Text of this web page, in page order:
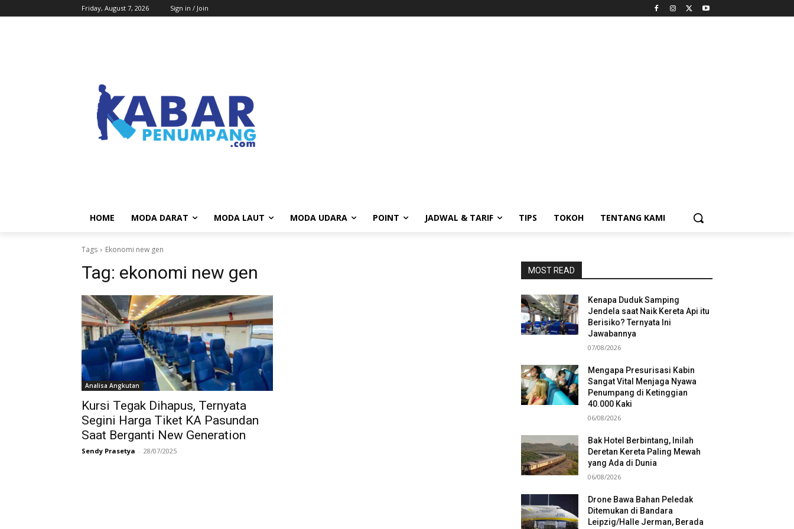
Friday, August 7, 2026 Sign in / Join
HOME MODA DARAT MODA LAUT MODA UDARA POINT JADWAL & TARIF TIPS TOKOH TENTANG KAMI
Tags Ekonomi new gen
Tag: ekonomi new gen
Analisa Angkutan
Kursi Tegak Dihapus, Ternyata
Segini Harga Tiket KA Pasundan
Saat Berganti New Generation
Sendy Prasetya - 28/07/2025
MOST READ
Kenapa Duduk Samping
Jendela saat Naik Kereta Api itu
Berisiko? Ternyata Ini
Jawabannya
07/08/2026
Mengapa Presurisasi Kabin
Sangat Vital Menjaga Nyawa
Penumpang di Ketinggian
40.000 Kaki
06/08/2026
Bak Hotel Berbintang, Inilah
Deretan Kereta Paling Mewah
yang Ada di Dunia
06/08/2026
Drone Bawa Bahan Peledak
Ditemukan di Bandara
Leipzig/Halle Jerman, Berada